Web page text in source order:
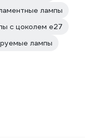
лампы
с цоколем e27
лампы